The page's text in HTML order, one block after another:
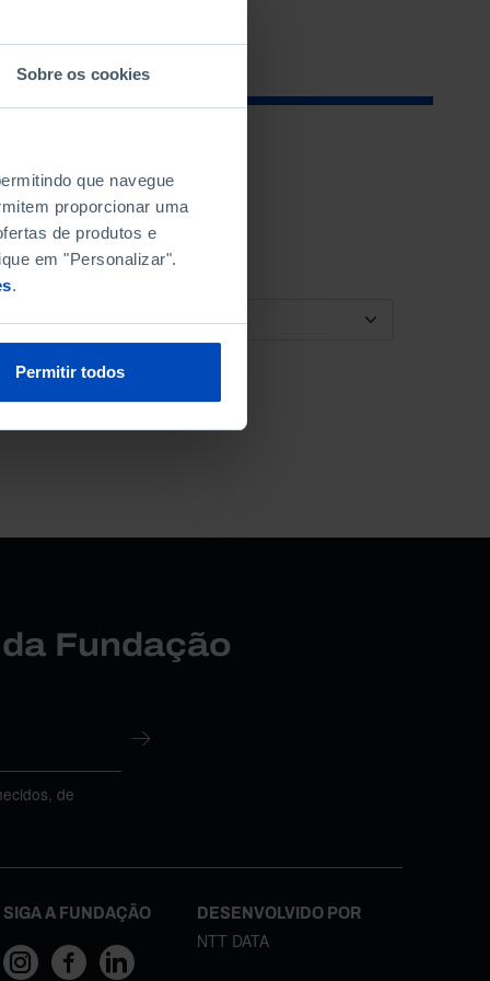
Sobre os cookies
que navegue
proporcionar uma
de produtos e
em "Personalizar".
.
Permitir todos
ORDENAR POR
Fundação
de
SIGA A FUNDAÇÃO DESENVOLVIDO POR
NTT DATA